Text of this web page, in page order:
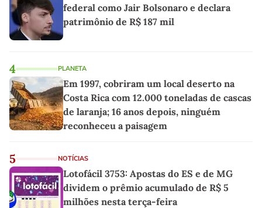
federal como Jair Bolsonaro e declara
patrimônio de R$ 187 mil
4 PLANETA
Em 1997, cobriram um local deserto na
Costa Rica com 12.000 toneladas de cascas
de laranja; 16 anos depois, ninguém
reconheceu a paisagem
5 NOTÍCIAS
Lotofácil 3753: Apostas do ES e de MG
dividem o prêmio acumulado de R$ 5
milhões nesta terça-feira